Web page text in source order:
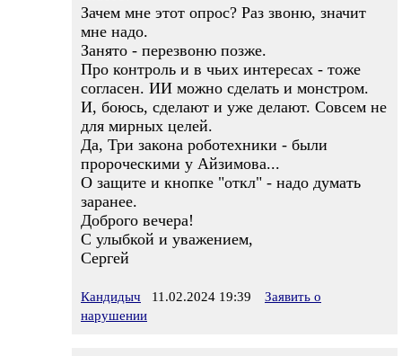
Зачем мне этот опрос? Раз звоню, значит
мне надо.
Занято - перезвоню позже.
Про контроль и в чьих интересах - тоже
согласен. ИИ можно сделать и монстром.
И, боюсь, сделают и уже делают. Совсем не
для мирных целей.
Да, Три закона роботехники - были
пророческими у Айзимова...
О защите и кнопке "откл" - надо думать
заранее.
Доброго вечера!
С улыбкой и уважением,
Сергей
Кандидыч 11.02.2024 19:39
Заявить о
нарушении